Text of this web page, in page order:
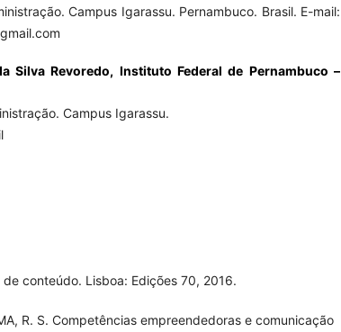
Campus Igarassu. Pernambuco. Brasil. E-mail:
Silva Revoredo, Instituto Federal de Pernambuco –
Campus Igarassu.
de conteúdo. Lisboa: Edições 70, 2016.
R. S. Competências empreendedoras e comunicação